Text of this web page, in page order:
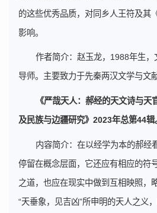
的这些优秀品质，对同乡人王符及其
影响。
作者简介：赵玉龙，1988年生
导师。主要致力于先秦两汉文学与文
《严哉天人：郝经的天文诗与天
及民族与边疆研究》2023年总第44辑
内容简介：在以经学为本的郝经
停留在概念层面，它还应有相应的符
之道，也应在现实中做到互相映照，
“天垂象，见吉凶”所申明的天人之义